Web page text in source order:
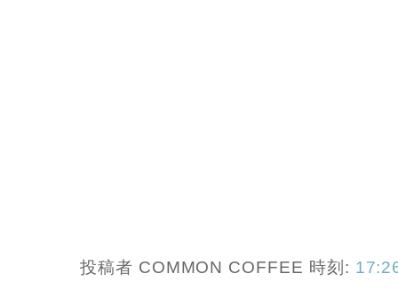
投稿者 COMMON COFFEE 時刻: